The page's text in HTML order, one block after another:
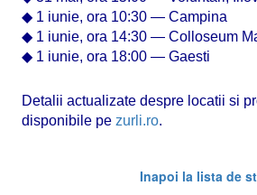
◆ 1 iunie, ora 10:30 — Campina
◆ 1 iunie, ora 14:30 — Colloseum
◆ 1 iunie, ora 18:00 — Gaesti
Detalii actualizate despre locatii si
disponibile pe zurli.ro.
Inapoi la lista de